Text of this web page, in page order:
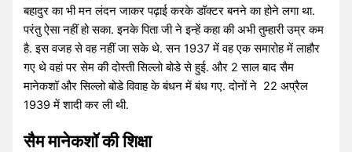
बहादुर का भी मन लंदन जाकर पढ़ाई करके डॉक्टर बनने का होने लगा था.
परंतु ऐसा नहीं हो सका. इनके पिता जी ने इन्हें कहा की अभी तुम्हारी उम्र कम
है. इस वजह से वह नहीं जा सके थे. सन 1937 में वह एक समारोह में लाहौर
गए थे वहां पर सेम की दोस्ती सिल्लो बोडे से हुई. और 2 साल बाद सैम
मानेकशॉ और सिल्लो बोडे विवाह के बंधन में बंध गए. दोनों ने 22 अप्रैल
1939 में शादी कर ली थी.
सैम मानेकशॉ की शिक्षा